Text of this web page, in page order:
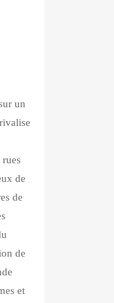
un
de
de
de
et